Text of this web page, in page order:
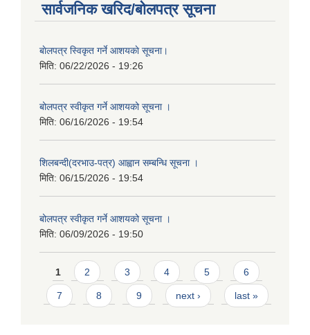
सार्वजनिक खरिद/बोलपत्र सूचना
बाेलपत्र स्विकृत गर्ने आशयकाे सूचना।
मिति: 06/22/2026 - 19:26
बोलपत्र स्वीकृत गर्ने आशयको सूचना ।
मिति: 06/16/2026 - 19:54
शिलबन्दी(दरभाउ-पत्र) आह्वान सम्बन्धि सूचना ।
मिति: 06/15/2026 - 19:54
बोलपत्र स्वीकृत गर्ने आशयको सूचना ।
मिति: 06/09/2026 - 19:50
Pages
1 2 3 4 5 6
7 8 9 next › last »